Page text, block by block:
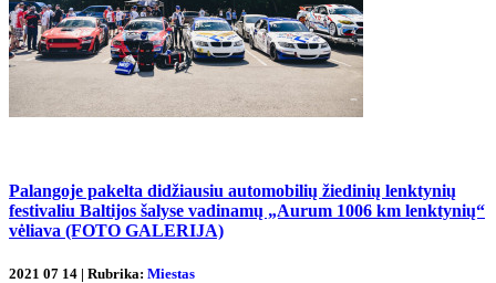
Palangoje pakelta didžiausiu automobilių žiedinių lenktynių
festivaliu Baltijos šalyse vadinamų „Aurum 1006 km lenktynių“
vėliava (FOTO GALERIJA)
2021 07 14 | Rubrika: Miestas